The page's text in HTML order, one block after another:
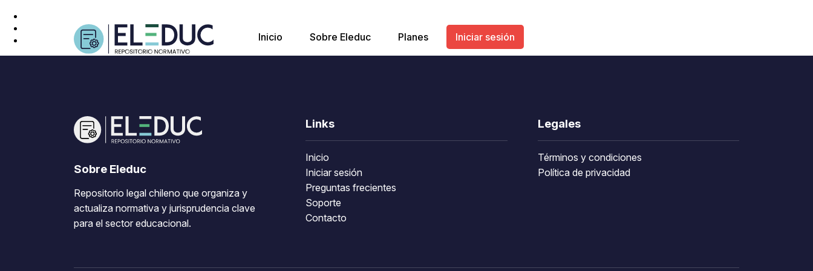
Inicio Sobre Eleduc Planes Iniciar sesión
Sobre Eleduc
Repositorio legal chileno que organiza y
actualiza normativa y jurisprudencia clave
para el sector educacional.
Links
Inicio
Iniciar sesión
Preguntas frecientes
Soporte
Contacto
Legales
Términos y condiciones
Política de privacidad